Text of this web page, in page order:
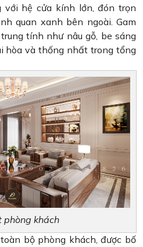
với hệ cửa kính lớn, đón trọn
quan xanh bên ngoài. Gam
tính như nâu gỗ, be sáng
hòa và thống nhất trong tổng
phòng khách
bộ phòng khách, được bố